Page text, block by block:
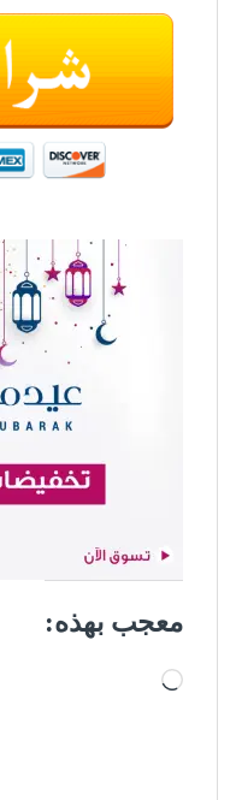
معجب بهذه:
جاري التحميل…